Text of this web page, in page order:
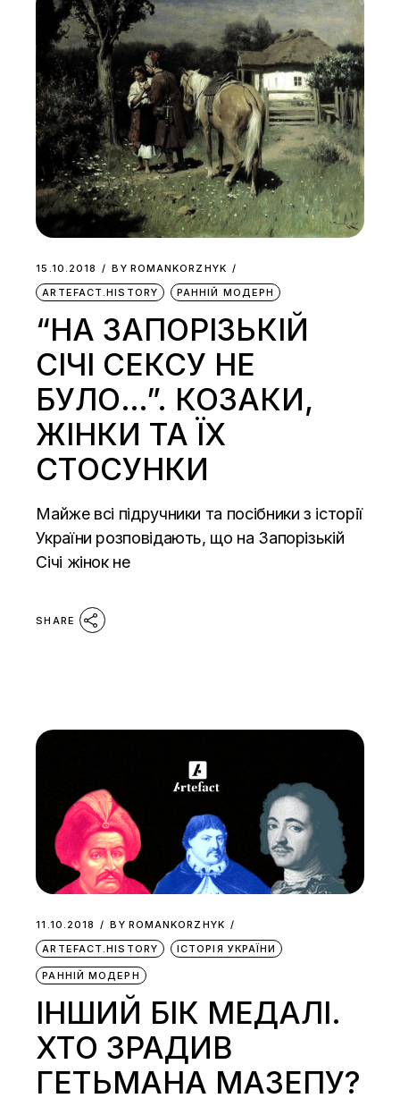
15.10.2018 BY ROMANKORZHYK
ARTEFACT.HISTORY
РАННІЙ МОДЕРН
“НА ЗАПОРІЗЬКІЙ
СІЧІ СЕКСУ НЕ
БУЛО…”. КОЗАКИ,
ЖІНКИ ТА ЇХ
СТОСУНКИ
Майже всі підручники та посібники з історії
України розповідають, що на Запорізькій
Січі жінок не
SHARE
11.10.2018 BY ROMANKORZHYK
ARTEFACT.HISTORY
ІСТОРІЯ УКРАЇНИ
РАННІЙ МОДЕРН
ІНШИЙ БІК МЕДАЛІ.
ХТО ЗРАДИВ
ГЕТЬМАНА МАЗЕПУ?